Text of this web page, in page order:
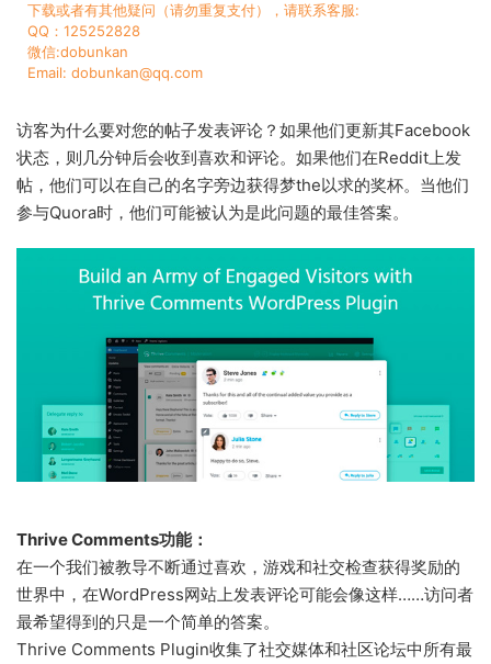
下载或者有其他疑问（请勿重复支付），请联系客服:
QQ：125252828
微信:dobunkan
Email: dobunkan@qq.com
访客为什么要对您的帖子发表评论？如果他们更新其Facebook
状态，则几分钟后会收到喜欢和评论。如果他们在Reddit上发
帖，他们可以在自己的名字旁边获得梦the以求的奖杯。当他们
参与Quora时，他们可能被认为是此问题的最佳答案。
Thrive Comments功能：
在一个我们被教导不断通过喜欢，游戏和社交检查获得奖励的
世界中，在WordPress网站上发表评论可能会像这样……访问者
最希望得到的只是一个简单的答案。
Thrive Comments Plugin收集了社交媒体和社区论坛中所有最